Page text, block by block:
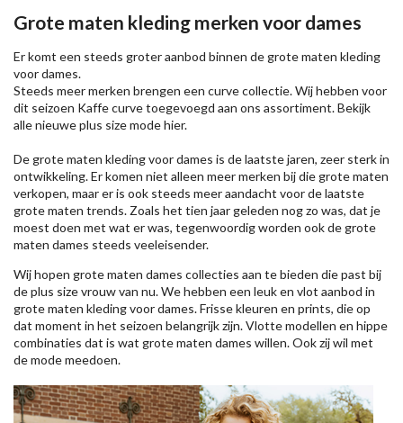
Grote maten kleding merken voor dames
Er komt een steeds groter aanbod binnen de grote maten kleding
voor dames.
Steeds meer merken brengen een curve collectie. Wij hebben voor
dit seizoen Kaffecurve toegevoegd aan ons assortiment. Bekijk
alle nieuweplus size modehier.
De grote maten kleding voor dames is de laatste jaren, zeer sterk in
ontwikkeling. Er komen niet alleen meer merken bij die grote maten
verkopen, maar er is ook steeds meer aandacht voor de laatste
grote maten trends. Zoals het tien jaar geleden nog zo was, dat je
moest doen met wat er was, tegenwoordig worden ook de grote
maten dames steeds veeleisender.
Wij hopen grote maten dames collecties aan te bieden die past bij
de plus size vrouw van nu. We hebben een leuk en vlot aanbod in
grote maten kleding voor dames. Frisse kleuren en prints, die op
dat moment in het seizoen belangrijk zijn. Vlotte modellen en hippe
combinaties dat is wat grote maten dames willen. Ook zij wil met
de mode meedoen.